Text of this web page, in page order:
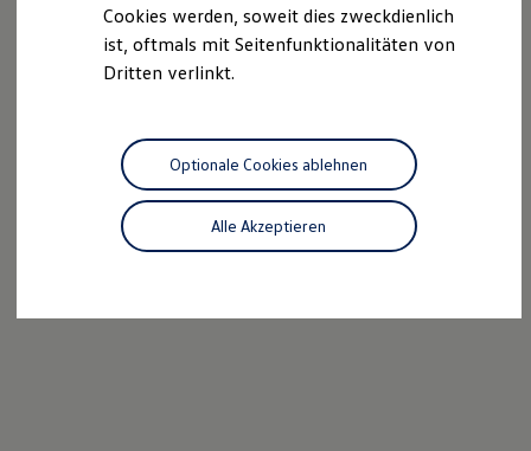
California Club
California Magazin & Ratgeber
Vanlife
California App
California Lifestyle & Zubehör
Übernachten im California
Unternehmen
Karriere
Nachhaltigkeit
Cookies werden, soweit dies zweckdienlich
ist, oftmals mit Seitenfunktionalitäten von
Dritten verlinkt.
Alle Akzeptieren
Optionale Cookies ablehnen